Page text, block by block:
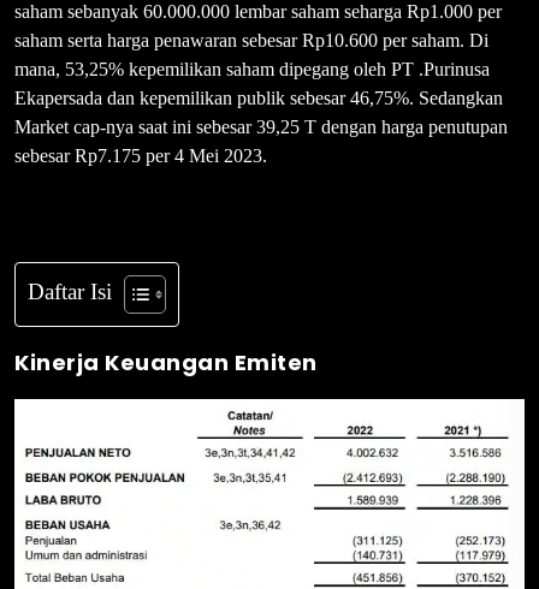
saham sebanyak 60.000.000 lembar saham seharga Rp1.000 per
saham serta harga penawaran sebesar Rp10.600 per saham. Di
mana, 53,25% kepemilikan saham dipegang oleh PT .Purinusa
Ekapersada dan kepemilikan publik sebesar 46,75%. Sedangkan
Market cap-nya saat ini sebesar 39,25 T dengan harga penutupan
sebesar Rp7.175 per 4 Mei 2023.
Daftar Isi
Kinerja Keuangan Emiten